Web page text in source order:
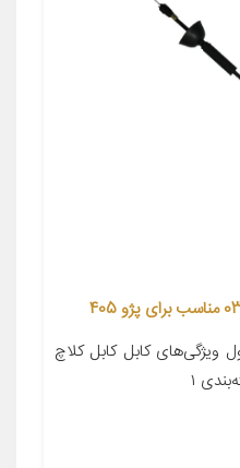
کابل کابل کلاچ